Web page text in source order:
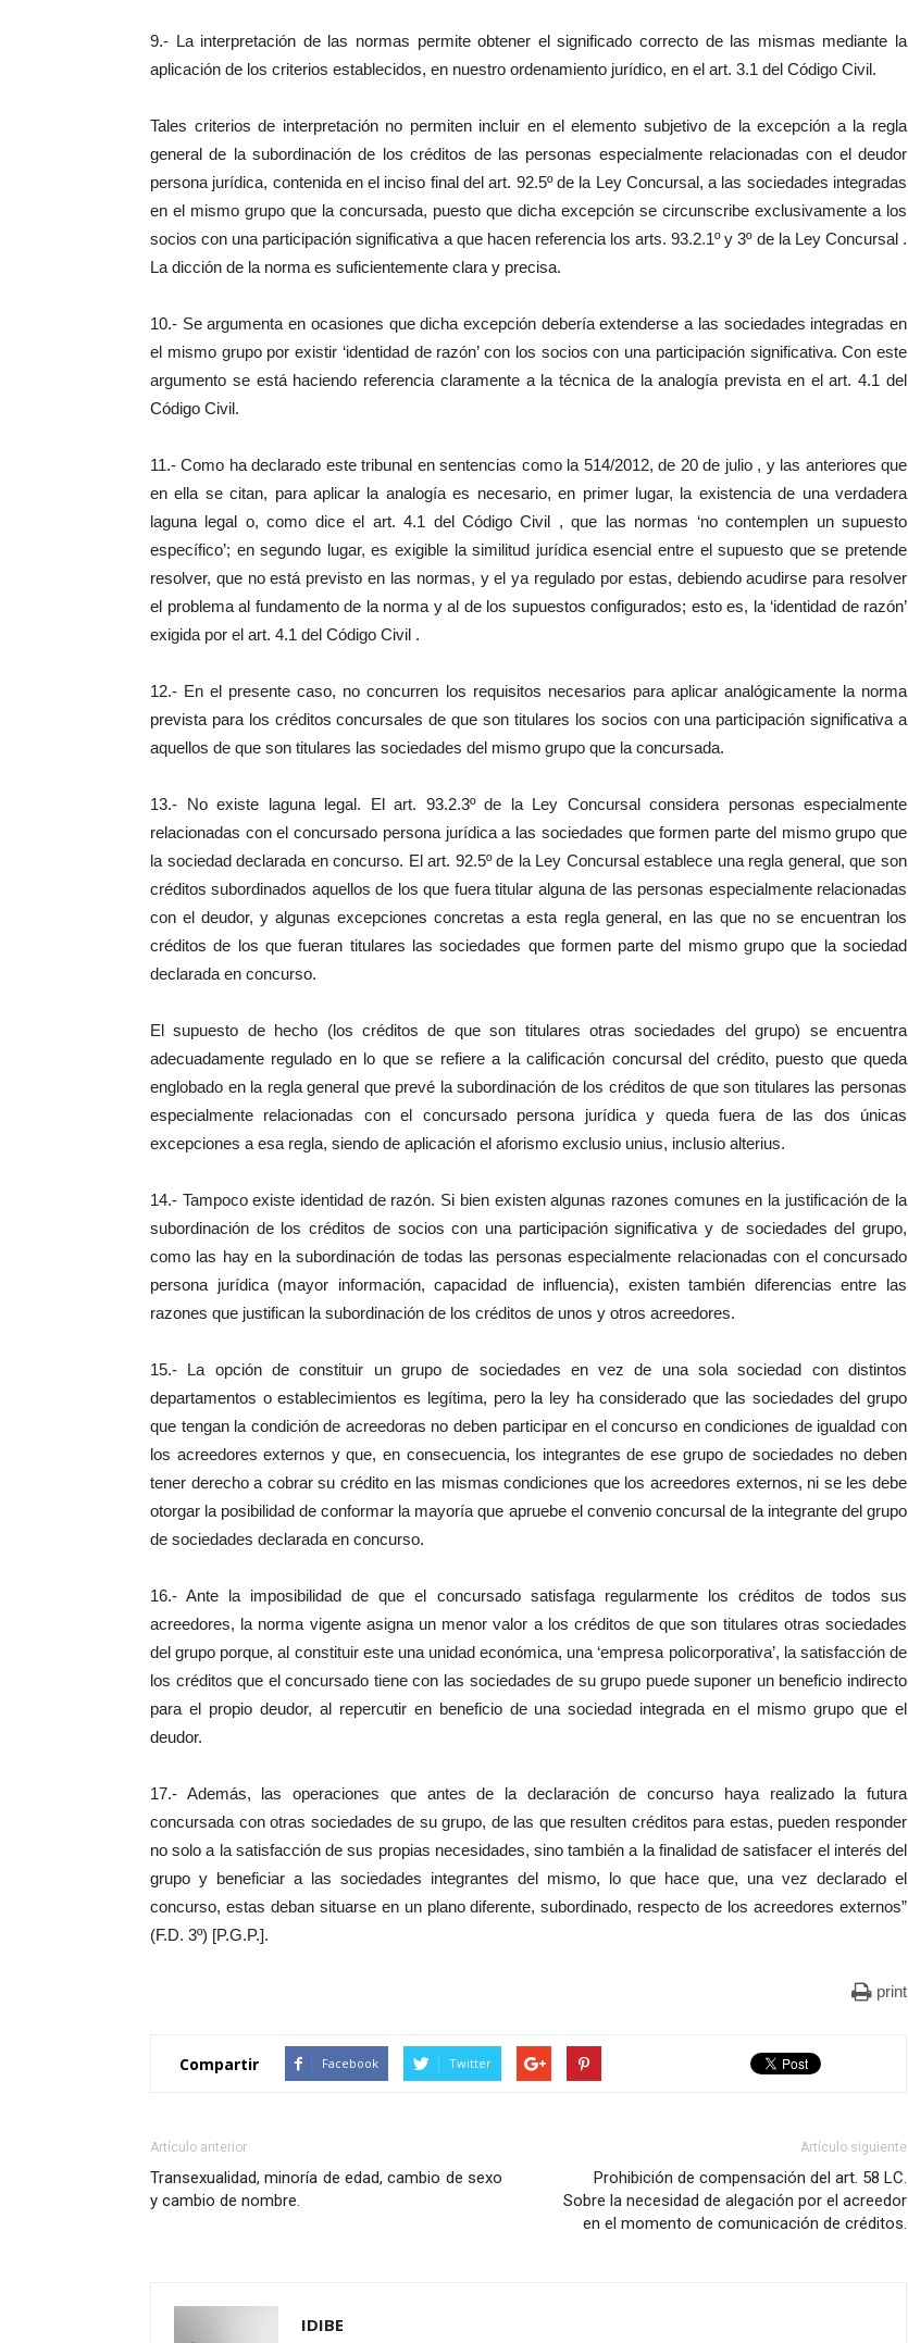
9.- La interpretación de las normas permite obtener el significado correcto de las mismas mediante la
aplicación de los criterios establecidos, en nuestro ordenamiento jurídico, en el art. 3.1 del Código Civil.
Tales criterios de interpretación no permiten incluir en el elemento subjetivo de la excepción a la regla
general de la subordinación de los créditos de las personas especialmente relacionadas con el deudor
persona jurídica, contenida en el inciso final del art. 92.5º de la Ley Concursal, a las sociedades integradas
en el mismo grupo que la concursada, puesto que dicha excepción se circunscribe exclusivamente a los
socios con una participación significativa a que hacen referencia los arts. 93.2.1º y 3º de la Ley Concursal .
La dicción de la norma es suficientemente clara y precisa.
10.- Se argumenta en ocasiones que dicha excepción debería extenderse a las sociedades integradas en
el mismo grupo por existir ‘identidad de razón’ con los socios con una participación significativa. Con este
argumento se está haciendo referencia claramente a la técnica de la analogía prevista en el art. 4.1 del
Código Civil.
11.- Como ha declarado este tribunal en sentencias como la 514/2012, de 20 de julio , y las anteriores que
en ella se citan, para aplicar la analogía es necesario, en primer lugar, la existencia de una verdadera
laguna legal o, como dice el art. 4.1 del Código Civil , que las normas ‘no contemplen un supuesto
específico’; en segundo lugar, es exigible la similitud jurídica esencial entre el supuesto que se pretende
resolver, que no está previsto en las normas, y el ya regulado por estas, debiendo acudirse para resolver
el problema al fundamento de la norma y al de los supuestos configurados; esto es, la ‘identidad de razón’
exigida por el art. 4.1 del Código Civil .
12.- En el presente caso, no concurren los requisitos necesarios para aplicar analógicamente la norma
prevista para los créditos concursales de que son titulares los socios con una participación significativa a
aquellos de que son titulares las sociedades del mismo grupo que la concursada.
13.- No existe laguna legal. El art. 93.2.3º de la Ley Concursal considera personas especialmente
relacionadas con el concursado persona jurídica a las sociedades que formen parte del mismo grupo que
la sociedad declarada en concurso. El art. 92.5º de la Ley Concursal establece una regla general, que son
créditos subordinados aquellos de los que fuera titular alguna de las personas especialmente relacionadas
con el deudor, y algunas excepciones concretas a esta regla general, en las que no se encuentran los
créditos de los que fueran titulares las sociedades que formen parte del mismo grupo que la sociedad
declarada en concurso.
El supuesto de hecho (los créditos de que son titulares otras sociedades del grupo) se encuentra
adecuadamente regulado en lo que se refiere a la calificación concursal del crédito, puesto que queda
englobado en la regla general que prevé la subordinación de los créditos de que son titulares las personas
especialmente relacionadas con el concursado persona jurídica y queda fuera de las dos únicas
excepciones a esa regla, siendo de aplicación el aforismo exclusio unius, inclusio alterius.
14.- Tampoco existe identidad de razón. Si bien existen algunas razones comunes en la justificación de la
subordinación de los créditos de socios con una participación significativa y de sociedades del grupo,
como las hay en la subordinación de todas las personas especialmente relacionadas con el concursado
persona jurídica (mayor información, capacidad de influencia), existen también diferencias entre las
razones que justifican la subordinación de los créditos de unos y otros acreedores.
15.- La opción de constituir un grupo de sociedades en vez de una sola sociedad con distintos
departamentos o establecimientos es legítima, pero la ley ha considerado que las sociedades del grupo
que tengan la condición de acreedoras no deben participar en el concurso en condiciones de igualdad con
los acreedores externos y que, en consecuencia, los integrantes de ese grupo de sociedades no deben
tener derecho a cobrar su crédito en las mismas condiciones que los acreedores externos, ni se les debe
otorgar la posibilidad de conformar la mayoría que apruebe el convenio concursal de la integrante del grupo
de sociedades declarada en concurso.
16.- Ante la imposibilidad de que el concursado satisfaga regularmente los créditos de todos sus
acreedores, la norma vigente asigna un menor valor a los créditos de que son titulares otras sociedades
del grupo porque, al constituir este una unidad económica, una ‘empresa policorporativa’, la satisfacción de
los créditos que el concursado tiene con las sociedades de su grupo puede suponer un beneficio indirecto
para el propio deudor, al repercutir en beneficio de una sociedad integrada en el mismo grupo que el
deudor.
17.- Además, las operaciones que antes de la declaración de concurso haya realizado la futura
concursada con otras sociedades de su grupo, de las que resulten créditos para estas, pueden responder
no solo a la satisfacción de sus propias necesidades, sino también a la finalidad de satisfacer el interés del
grupo y beneficiar a las sociedades integrantes del mismo, lo que hace que, una vez declarado el
concurso, estas deban situarse en un plano diferente, subordinado, respecto de los acreedores externos”
(F.D. 3º) [P.G.P.].
print
Compartir Facebook Twitter
Artículo anterior
Transexualidad, minoría de edad, cambio de sexo
y cambio de nombre.
Artículo siguiente
Prohibición de compensación del art. 58 LC.
Sobre la necesidad de alegación por el acreedor
en el momento de comunicación de créditos.
IDIBE